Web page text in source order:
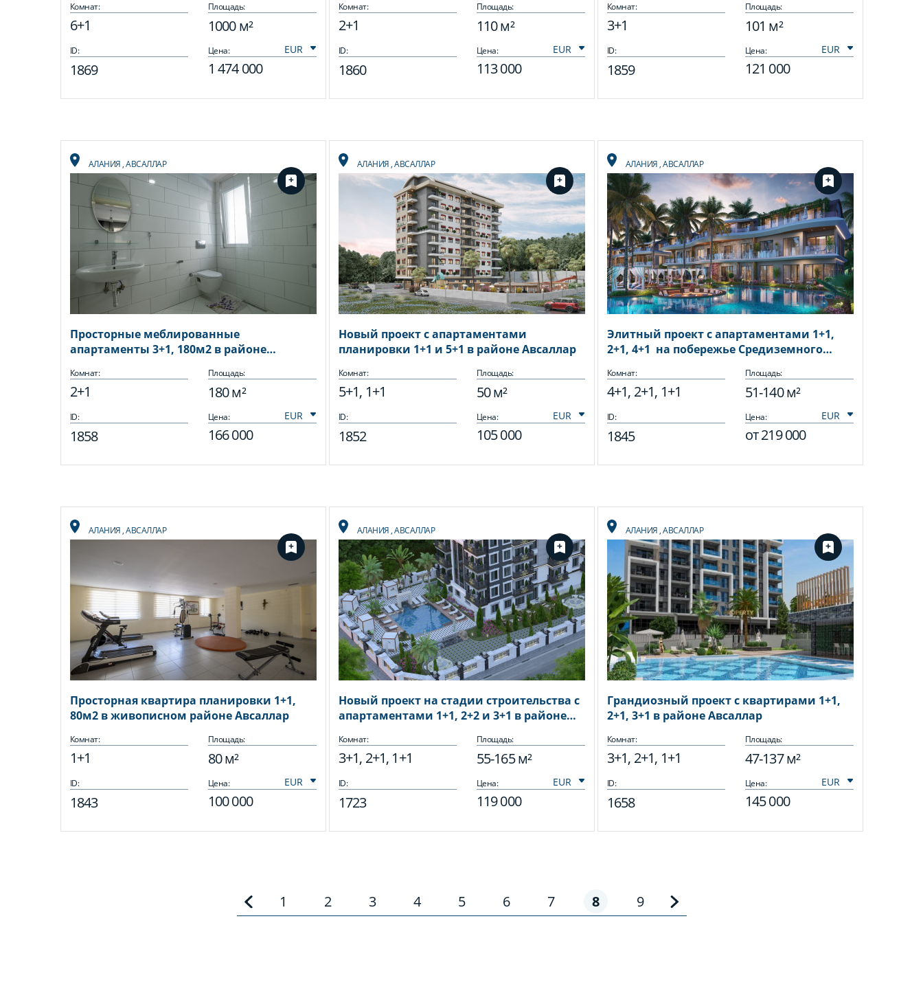
Комнат:
6+1
Площадь:
1000 м²
ID:
1869
Цена:
1 474 000
Комнат:
2+1
Площадь:
110 м²
ID:
1860
Цена:
113 000
Комнат:
3+1
Площадь:
101 м²
ID:
1859
Цена:
121 000
АЛАНИЯ,АВСАЛЛАР
Просторные меблированные
апартаменты 3+1, 180м2 в районе
Комнат:
2+1
Площадь:
180 м²
ID:
1858
Цена:
166 000
АЛАНИЯ,АВСАЛЛАР
Новый проект с апартаментами
планировки 1+1 и 5+1 в районе Авсаллар
Комнат:
5+1, 1+1
Площадь:
50 м²
ID:
1852
Цена:
105 000
АЛАНИЯ,АВСАЛЛАР
Элитный проект с апартаментами 1+1,
2+1, 4+1 на побережье Средиземного
Комнат:
4+1, 2+1, 1+1
Площадь:
51-140 м²
ID:
1845
Цена:
от219 000
АЛАНИЯ,АВСАЛЛАР
Просторная квартира планировки 1+1,
80м2 в живописном районе Авсаллар
Комнат:
1+1
Площадь:
80 м²
ID:
1843
Цена:
100 000
АЛАНИЯ,АВСАЛЛАР
Новый проект на стадии строительства с
апартаментами 1+1, 2+2 и 3+1 в районе
Комнат:
3+1, 2+1, 1+1
Площадь:
55-165 м²
ID:
1723
Цена:
119 000
АЛАНИЯ,АВСАЛЛАР
Грандиозный проект с квартирами 1+1,
2+1, 3+1 в районе Авсаллар
Комнат:
3+1, 2+1, 1+1
Площадь:
47-137 м²
ID:
1658
Цена:
145 000
1 2 3 4 5 6 7 8 9